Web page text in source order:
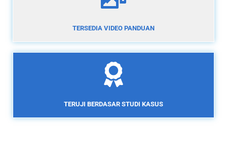
TERSEDIA VIDEO PANDUAN
TERUJI BERDASAR STUDI KASUS